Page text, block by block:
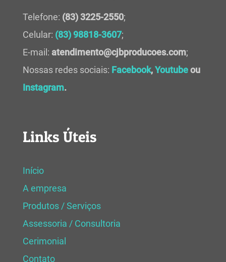
Telefone: (83) 3225-2550;
Celular: (83) 98818-3607;
E-mail: atendimento@cjbproducoes.com;
Nossas redes sociais: Facebook,Youtubeou
Instagram.
Links Úteis
Início
A empresa
Produtos / Serviços
Assessoria / Consultoria
Cerimonial
Contato